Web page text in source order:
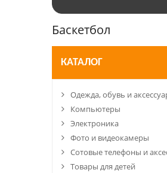
Баскетбол
КАТАЛОГ
Одежда, обувь и
Компьютеры
Электроника
Фото и видеокамеры
Сотовые телефоны и
Товары для детей